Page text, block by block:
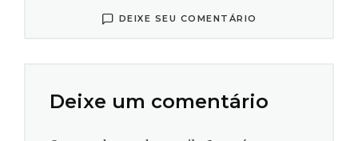
artigo publicado no periódico European Archives
DEIXE SEU COMENTÁRIO
Deixe um comentário